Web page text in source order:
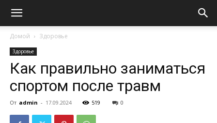
Домой Здоровье
Здоровье
Как правильно заниматься
спортом после травм
От admin - 17.09.2024 519 0